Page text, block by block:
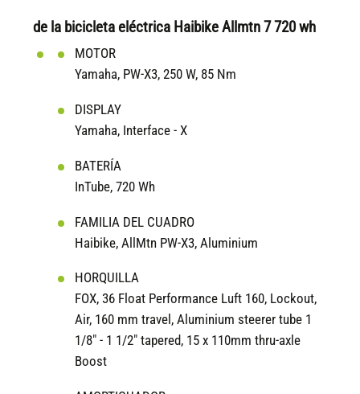
de la bicicleta eléctrica Haibike Allmtn 7 720 wh
MOTOR
Yamaha, PW-X3, 250 W, 85 Nm
DISPLAY
Yamaha, Interface - X
BATERÍA
InTube, 720 Wh
FAMILIA DEL CUADRO
Haibike, AllMtn PW-X3, Aluminium
HORQUILLA
FOX, 36 Float Performance Luft 160, Lockout,
Air, 160 mm travel, Aluminium steerer tube 1
1/8" - 1 1/2" tapered, 15 x 110mm thru-axle
Boost